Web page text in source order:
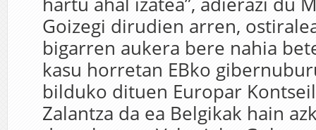
Goizegi dirudien arren,
bigarren aukera bere nahia
kasu horretan EBko
bilduko dituen Europar
Zalantza da ea Belgikak hain